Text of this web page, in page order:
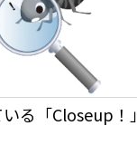
る「Closeup！」